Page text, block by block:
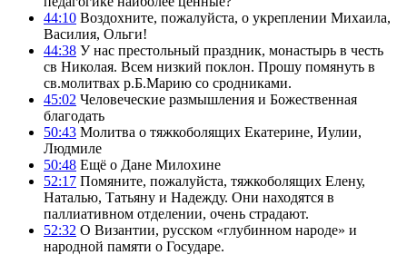
44:10 Воздохните, пожалуйста, о укреплении Михаила,
Василия, Ольги!
44:38 У нас престольный праздник, монастырь в честь
св Николая. Всем низкий поклон. Прошу помянуть в
св.молитвах р.Б.Марию со сродниками.
45:02 Человеческие размышления и Божественная
благодать
50:43 Молитва о тяжкоболящих Екатерине, Иулии,
Людмиле
50:48 Ещё о Дане Милохине
52:17 Помяните, пожалуйста, тяжкоболящих Елену,
Наталью, Татьяну и Надежду. Они находятся в
паллиативном отделении, очень страдают.
52:32 О Византии, русском «глубинном народе» и
народной памяти о Государе.